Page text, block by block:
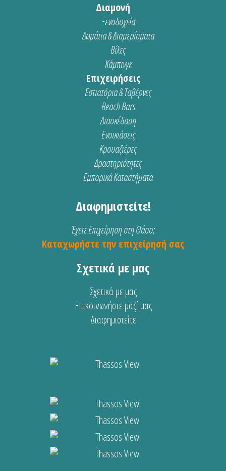
Διαμονή
Ξενοδοχεία
Δωμάτια & Διαμερίσματα
Βίλες
Κάμπινγκ
Επιχειρήσεις
Εστιατόρια & Ταβέρνες
Beach Bars
Διασκέδαση
Ενοικιάσεις
Κρουαζιέρες
Δραστηριότητες
Εμπορικά Καταστήματα
Διαφημιστείτε!
Έχετε Επιχείρηση στη Θάσο;
Καταχωρήστε την επιχείρησή σας
Σχετικά με μας
Σχετικά με μας
Επικοινωνήστε μαζί μας
Διαφημιστείτε